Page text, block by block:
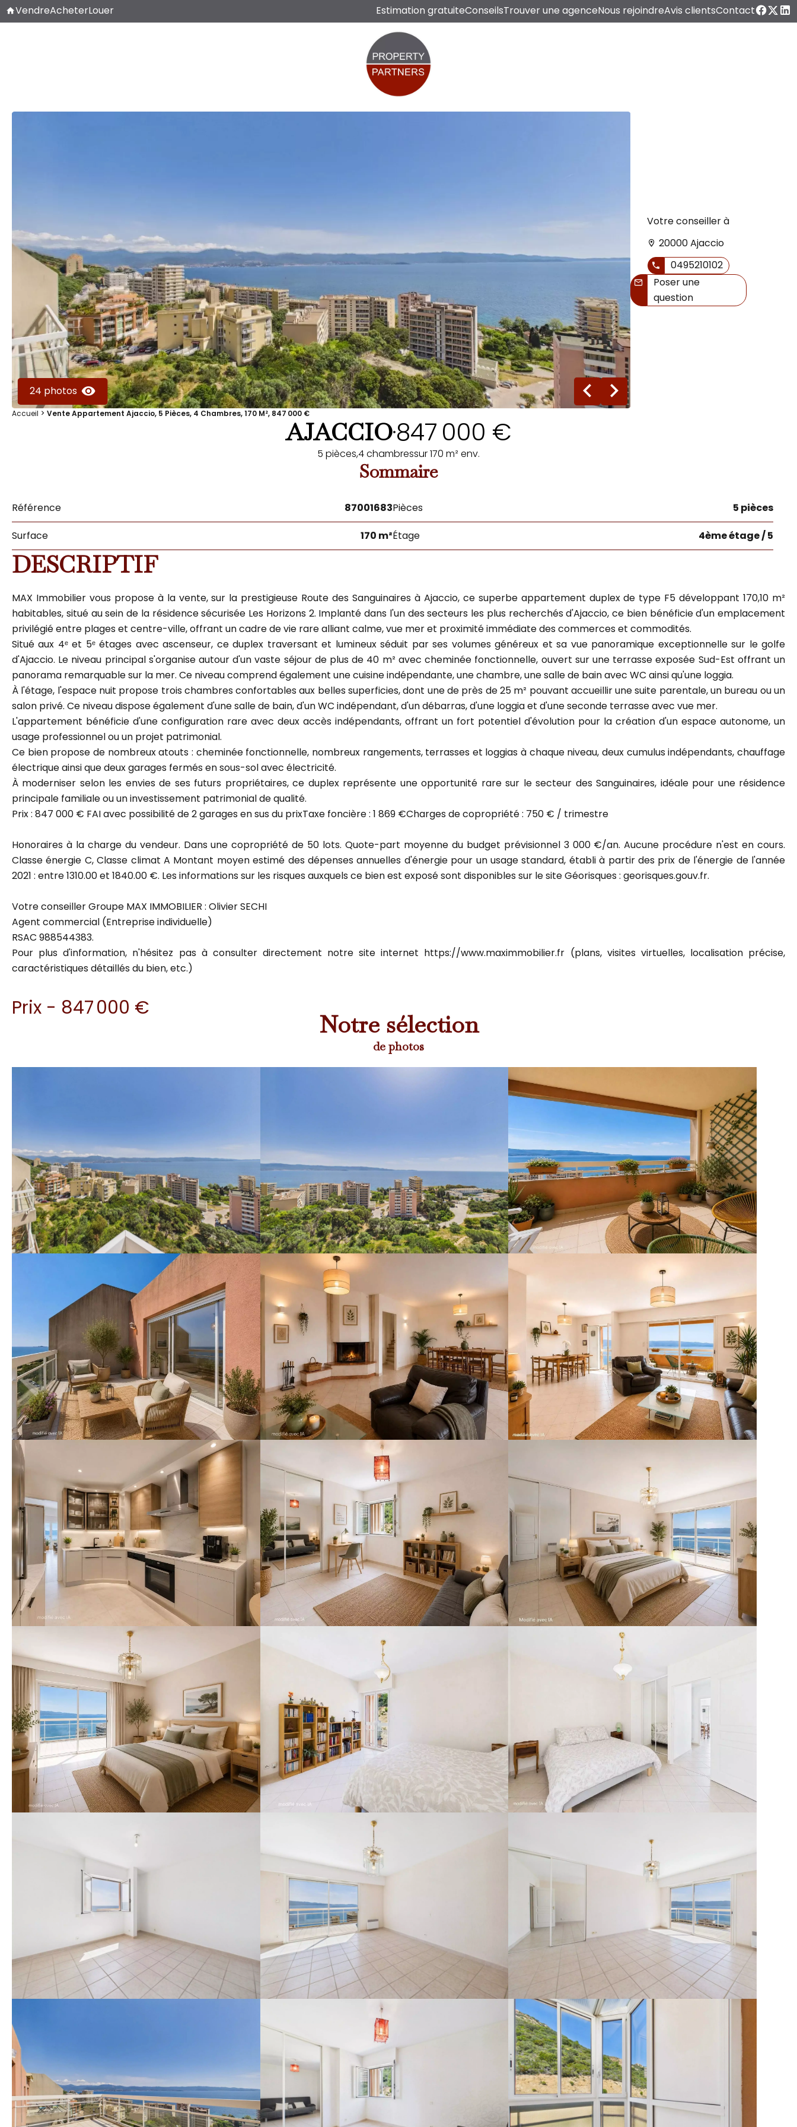
VendreAcheterLouer Estimation gratuiteConseilsTrouver une agenceNous rejoindreAvis clientsContact
24 photos
Votre conseiller à
20000 Ajaccio
0495210102
Poser une
question
Accueil Vente Appartement Ajaccio, 5 Pièces, 4 Chambres, 170 M², 847 000 €
AJACCIO•847 000 €
5 pièces,4 chambressur 170 m² env.
Sommaire
Référence 87001683Pièces 5 pièces
Surface 170 m²Étage 4ème étage / 5
DESCRIPTIF
MAX Immobilier vous propose à la vente, sur la prestigieuse Route des Sanguinaires à Ajaccio, ce superbe appartement duplex de type F5 développant 170,10 m²
habitables, situé au sein de la résidence sécurisée Les Horizons 2. Implanté dans l'un des secteurs les plus recherchés d'Ajaccio, ce bien bénéficie d'un emplacement
privilégié entre plages et centre-ville, offrant un cadre de vie rare alliant calme, vue mer et proximité immédiate des commerces et commodités.
Situé aux 4ᵉ et 5ᵉ étages avec ascenseur, ce duplex traversant et lumineux séduit par ses volumes généreux et sa vue panoramique exceptionnelle sur le golfe
d'Ajaccio. Le niveau principal s'organise autour d'un vaste séjour de plus de 40 m² avec cheminée fonctionnelle, ouvert sur une terrasse exposée Sud-Est offrant un
panorama remarquable sur la mer. Ce niveau comprend également une cuisine indépendante, une chambre, une salle de bain avec WC ainsi qu'une loggia.
À l'étage, l'espace nuit propose trois chambres confortables aux belles superficies, dont une de près de 25 m² pouvant accueillir une suite parentale, un bureau ou un
salon privé. Ce niveau dispose également d'une salle de bain, d'un WC indépendant, d'un débarras, d'une loggia et d'une seconde terrasse avec vue mer.
L'appartement bénéficie d'une configuration rare avec deux accès indépendants, offrant un fort potentiel d'évolution pour la création d'un espace autonome, un
usage professionnel ou un projet patrimonial.
Ce bien propose de nombreux atouts : cheminée fonctionnelle, nombreux rangements, terrasses et loggias à chaque niveau, deux cumulus indépendants, chauffage
électrique ainsi que deux garages fermés en sous-sol avec électricité.
À moderniser selon les envies de ses futurs propriétaires, ce duplex représente une opportunité rare sur le secteur des Sanguinaires, idéale pour une résidence
principale familiale ou un investissement patrimonial de qualité.
Prix : 847 000 € FAI avec possibilité de 2 garages en sus du prixTaxe foncière : 1 869 €Charges de copropriété : 750 € / trimestre
Honoraires à la charge du vendeur. Dans une copropriété de 50 lots. Quote-part moyenne du budget prévisionnel 3 000 €/an. Aucune procédure n'est en cours.
Classe énergie C, Classe climat A Montant moyen estimé des dépenses annuelles d'énergie pour un usage standard, établi à partir des prix de l'énergie de l'année
2021 : entre 1310.00 et 1840.00 €. Les informations sur les risques auxquels ce bien est exposé sont disponibles sur le site Géorisques : georisques.gouv.fr.
Votre conseiller Groupe MAX IMMOBILIER : Olivier SECHI
Agent commercial (Entreprise individuelle)
RSAC 988544383.
Pour plus d'information, n'hésitez pas à consulter directement notre site internet https://www.maximmobilier.fr (plans, visites virtuelles, localisation précise,
caractéristiques détaillés du bien, etc.)
Prix - 847 000 €
Notre sélection
de photos